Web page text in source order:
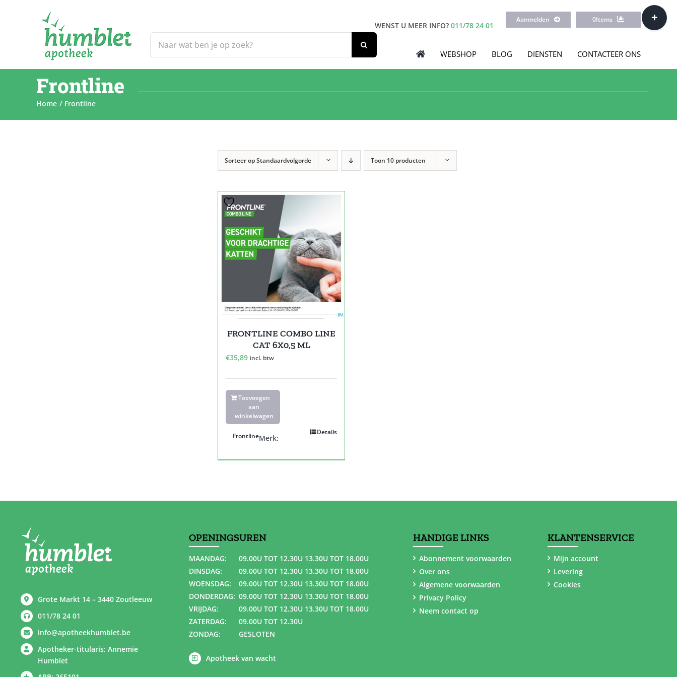
naar:
WENST U MEER INFO? 011/78 24 01
Aanmelden 0Items
WEBSHOP BLOG DIENSTEN CONTACTEER ONS
Frontline
Home Frontline
Sorteer opStandaardvolgorde Toon 10 producten
FRONTLINE COMBO LINE
CAT 6X0,5 ML
€35,89 incl. btw
Toevoegen
aan
winkelwagen
Details
Merk:
Frontline
Grote Markt 14 – 3440 Zoutleeuw
011/78 24 01
info@apotheekhumblet.be
Apotheker-titularis: Annemie
Humblet
OPENINGSUREN
MAANDAG:
09.00U TOT 12.30U 13.30U TOT 18.00U
DINSDAG:
09.00U TOT 12.30U 13.30U TOT 18.00U
WOENSDAG:
09.00U TOT 12.30U 13.30U TOT 18.00U
DONDERDAG: 09.00U TOT 12.30U 13.30U TOT 18.00U
VRIJDAG:
09.00U TOT 12.30U 13.30U TOT 18.00U
ZATERDAG:
09.00U TOT 12.30U
ZONDAG:
GESLOTEN
Apotheek van wacht
HANDIGE LINKS
Abonnement voorwaarden
Over ons
Algemene voorwaarden
Privacy Policy
Neem contact op
KLANTENSERVICE
Mijn account
Levering
Cookies
Toggle
Sliding